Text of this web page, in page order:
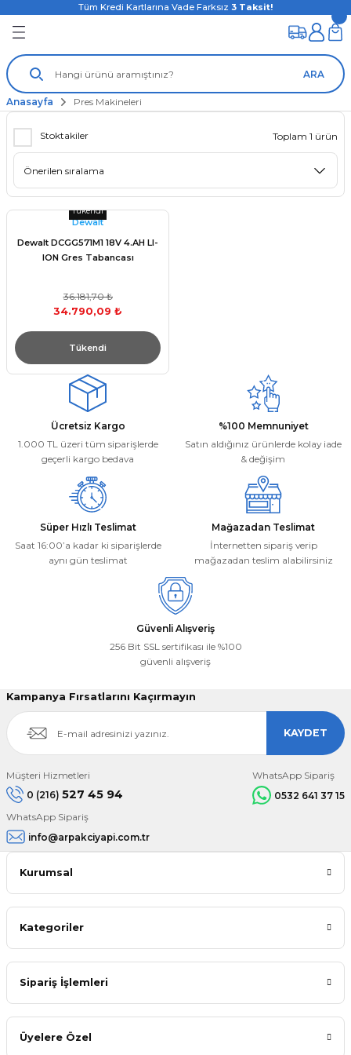
Tüm Kredi Kartlarına Vade Farksız 3 Taksit!
ARA
Anasayfa Pres Makineleri
Stoktakiler Toplam 1 ürün
Tükendi
Dewalt
Dewalt DCGG571M1 18V 4.AH LI-
ION Gres Tabancası
36.181,70 ₺
34.790,09 ₺
Tükendi
Ücretsiz Kargo
1.000 TL üzeri tüm siparişlerde
geçerli kargo bedava
%100 Memnuniyet
Satın aldığınız ürünlerde kolay iade
& değişim
Süper Hızlı Teslimat
Saat 16:00’a kadar ki siparişlerde
aynı gün teslimat
Mağazadan Teslimat
İnternetten sipariş verip
mağazadan teslim alabilirsiniz
Güvenli Alışveriş
256 Bit SSL sertifikası ile %100
güvenli alışveriş
Kampanya Fırsatlarını Kaçırmayın
KAYDET
Müşteri Hizmetleri
0 (216) 527 45 94
WhatsApp Sipariş
0532 641 37 15
WhatsApp Sipariş
info@arpakciyapi.com.tr
Kurumsal
Kategoriler
Sipariş İşlemleri
Üyelere Özel